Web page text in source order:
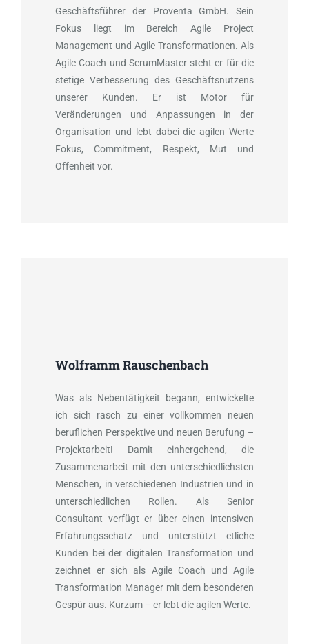
Geschäftsführer der Proventa GmbH. Sein
Fokus liegt im Bereich Agile Project
Management und Agile Transformationen. Als
Agile Coach und ScrumMaster steht er für die
stetige Verbesserung des Geschäftsnutzens
unserer Kunden. Er ist Motor für
Veränderungen und Anpassungen in der
Organisation und lebt dabei die agilen Werte
Fokus, Commitment, Respekt, Mut und
Offenheit vor.
Wolframm Rauschenbach
Was als Nebentätigkeit begann, entwickelte
ich sich rasch zu einer vollkommen neuen
beruflichen Perspektive und neuen Berufung –
Projektarbeit! Damit einhergehend, die
Zusammenarbeit mit den unterschiedlichsten
Menschen, in verschiedenen Industrien und in
unterschiedlichen Rollen. Als Senior
Consultant verfügt er über einen intensiven
Erfahrungsschatz und unterstützt etliche
Kunden bei der digitalen Transformation und
zeichnet er sich als Agile Coach und Agile
Transformation Manager mit dem besonderen
Gespür aus. Kurzum – er lebt die agilen Werte.